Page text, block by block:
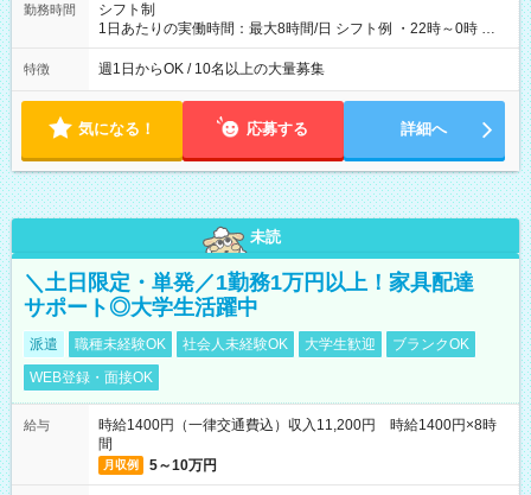
勤務時間
シフト制
1日あたりの実働時間：最大8時間/日 シフト例 ・22時～0時 入
社後、就業可能シフトをご確認の上、申請してください。
特徴 週1日からOK / 10名以上の大量募集
気になる！ 応募する 詳細へ
未読
＼土日限定・単発／1勤務1万円以上！家具配達
サポート◎大学生活躍中
派遣 職種未経験OK 社会人未経験OK 大学生歓迎
ブランクOK
WEB登録・面接OK
給与
時給1400円（一律交通費込）収入11,200円 時給1400円×8時
間
月収例 5～10万円